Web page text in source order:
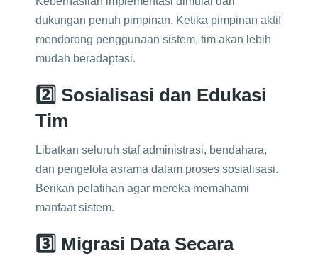
dukungan penuh pimpinan. Ketika pimpinan aktif
mendorong penggunaan sistem, tim akan lebih
mudah beradaptasi.
2️⃣ Sosialisasi dan Edukasi
Tim
Libatkan seluruh staf administrasi, bendahara,
dan pengelola asrama dalam proses sosialisasi.
Berikan pelatihan agar mereka memahami
manfaat sistem.
3️⃣ Migrasi Data Secara